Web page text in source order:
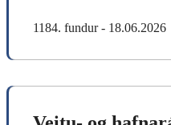
1184. fundur - 18.06.2026